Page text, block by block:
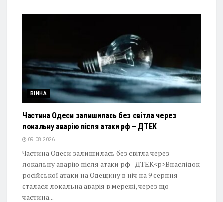
ВІЙНА
Частина Одеси залишилась без світла через
локальну аварію після атаки рф – ДТЕК
09.08.2026
Частина Одеси залишилась без світла через
локальну аварію після атаки рф - ДТЕК<p>Внаслідок
російської атаки на Одещину в ніч на 9 серпня
сталася локальна аварія в мережі, через що
частина...